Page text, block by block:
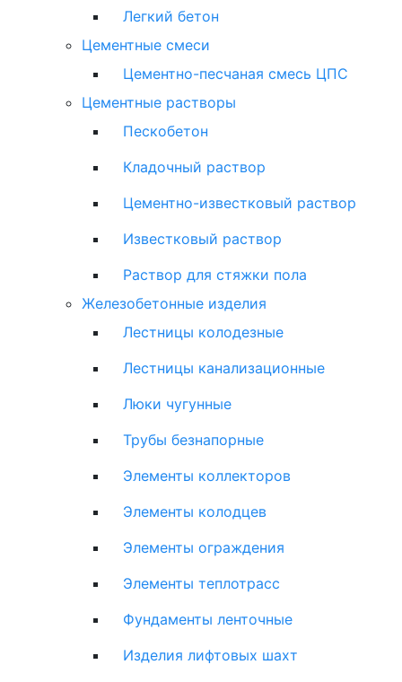
Легкий бетон
Цементные смеси
Цементно-песчаная смесь ЦПС
Цементные растворы
Пескобетон
Кладочный раствор
Цементно-известковый раствор
Известковый раствор
Раствор для стяжки пола
Железобетонные изделия
Лестницы колодезные
Лестницы канализационные
Люки чугунные
Трубы безнапорные
Элементы коллекторов
Элементы колодцев
Элементы ограждения
Элементы теплотрасс
Фундаменты ленточные
Изделия лифтовых шахт